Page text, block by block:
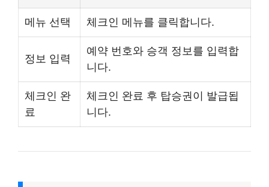
메뉴 선택 체크인 메뉴를 클릭합니다.
정보 입력
예약 번호와 승객 정보를 입력합
니다.
체크인 완
료
체크인 완료 후 탑승권이 발급됩
니다.